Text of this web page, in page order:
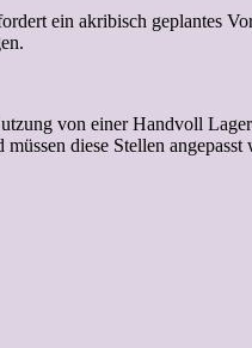
ein akribisch geplantes
von einer Handvoll
diese Stellen angepasst